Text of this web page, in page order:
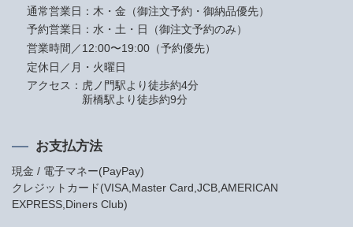
通常営業日：木・金（御注文予約・御納品優先）
予約営業日：水・土・日（御注文予約のみ）
営業時間／12:00〜19:00（予約優先）
定休日／月・火曜日
アクセス： 虎ノ門駅より徒歩約4分
新橋駅より徒歩約9分
お支払方法
現金 / 電子マネー(PayPay)
クレジットカード(VISA,Master Card,JCB,AMERICAN
EXPRESS,Diners Club)